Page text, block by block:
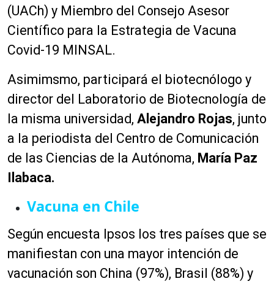
(UACh) y Miembro del Consejo Asesor
Científico para la Estrategia de Vacuna
Covid-19 MINSAL.
Asimimsmo, participará el biotecnólogo y
director del Laboratorio de Biotecnología de
la misma universidad, Alejandro Rojas, junto
a la periodista del Centro de Comunicación
de las Ciencias de la Autónoma, María Paz
Ilabaca.
Vacuna en Chile
Según encuesta Ipsos los tres países que se
manifiestan con una mayor intención de
vacunación son China (97%), Brasil (88%) y